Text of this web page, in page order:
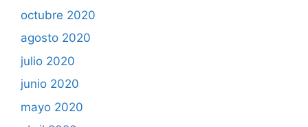
octubre 2020
agosto 2020
julio 2020
junio 2020
mayo 2020